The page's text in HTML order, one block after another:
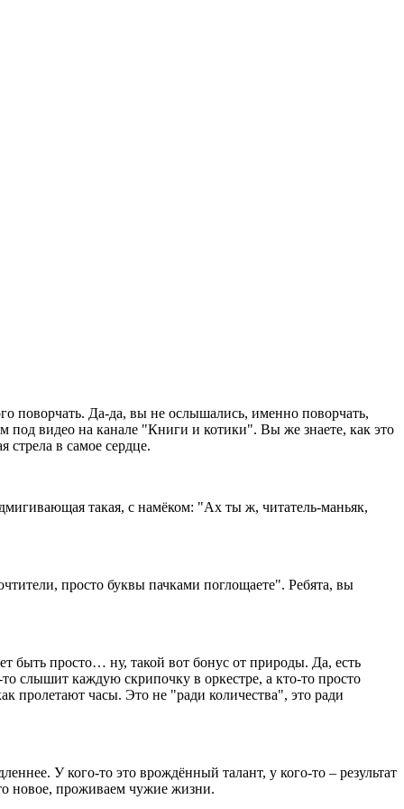
поворчать. Да-да, вы не ослышались, именно поворчать,
видео на канале "Книги и котики". Вы же знаете, как это
в самое сердце.
такая, с намёком: "Ах ты ж, читатель-маньяк,
просто буквы пачками поглощаете". Ребята, вы
быть просто… ну, такой вот бонус от природы. Да, есть
слышит каждую скрипочку в оркестре, а кто-то просто
пролетают часы. Это не "ради количества", это ради
У кого-то это врождённый талант, у кого-то – результат
новое, проживаем чужие жизни.